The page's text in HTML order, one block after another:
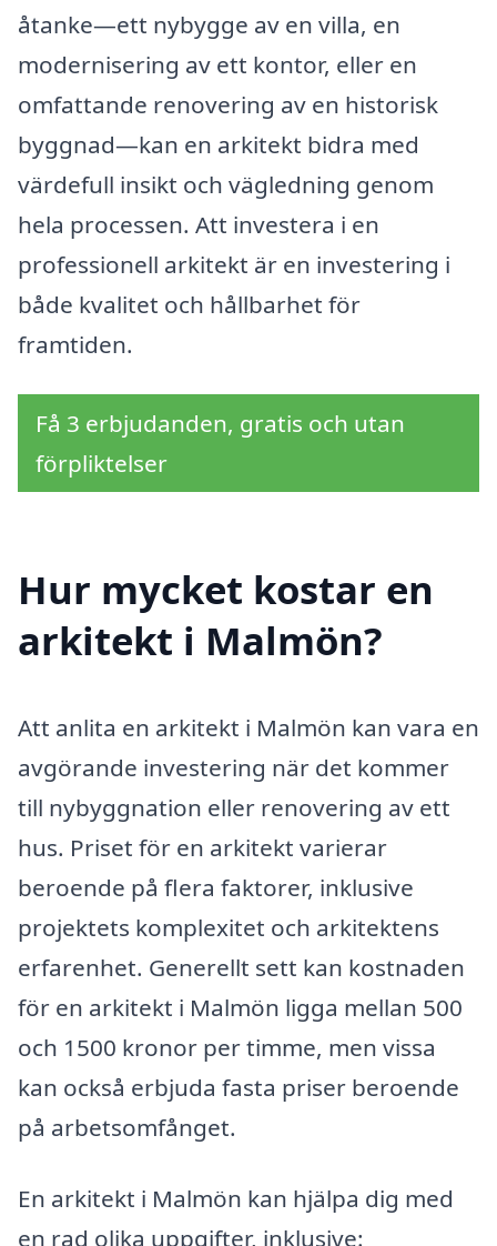
åtanke—ett nybygge av en villa, en
modernisering av ett kontor, eller en
omfattande renovering av en historisk
byggnad—kan en arkitekt bidra med
värdefull insikt och vägledning genom
hela processen. Att investera i en
professionell arkitekt är en investering i
både kvalitet och hållbarhet för
framtiden.
Få 3 erbjudanden, gratis och utan
förpliktelser
Hur mycket kostar en
arkitekt i Malmön?
Att anlita en arkitekt i Malmön kan vara en
avgörande investering när det kommer
till nybyggnation eller renovering av ett
hus. Priset för en arkitekt varierar
beroende på flera faktorer, inklusive
projektets komplexitet och arkitektens
erfarenhet. Generellt sett kan kostnaden
för en arkitekt i Malmön ligga mellan 500
och 1500 kronor per timme, men vissa
kan också erbjuda fasta priser beroende
på arbetsomfånget.
En arkitekt i Malmön kan hjälpa dig med
en rad olika uppgifter, inklusive: